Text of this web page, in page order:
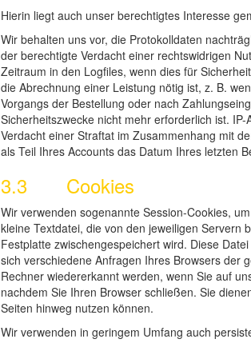
Hierin liegt auch unser berechtigtes Interesse
Wir behalten uns vor, die Protokolldaten
der berechtigte Verdacht einer rechtswidrigen
Zeitraum in den Logfiles, wenn dies für
die Abrechnung einer Leistung nötig ist, z. B.
Vorgangs der Bestellung oder nach
Sicherheitszwecke nicht mehr erforderlich ist.
Verdacht einer Straftat im Zusammenhang mit
als Teil Ihres Accounts das Datum Ihres letzten
3.3 Cookies
Wir verwenden sogenannte Session-Cookies,
kleine Textdatei, die von den jeweiligen Servern
Festplatte zwischengespeichert wird. Diese
sich verschiedene Anfragen Ihres Browsers der
Rechner wiedererkannt werden, wenn Sie auf
nachdem Sie Ihren Browser schließen. Sie
Seiten hinweg nutzen können.
Wir verwenden in geringem Umfang auch